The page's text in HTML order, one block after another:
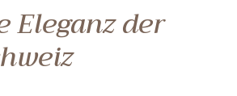
Eleganz der